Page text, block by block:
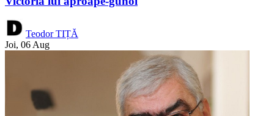
Teodor TIȚĂ
Joi, 06 Aug